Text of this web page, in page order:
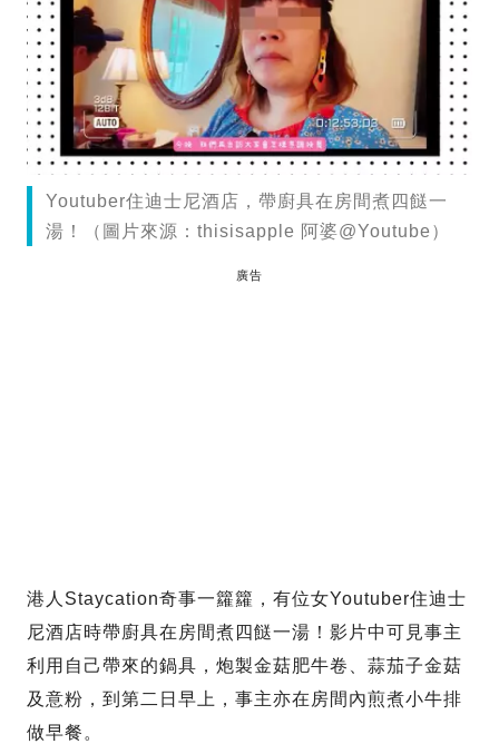
Youtuber住迪士尼酒店，帶廚具在房間煮四餸一
湯！（圖片來源：thisisapple 阿婆@Youtube）
廣告
港人Staycation奇事一籮籮，有位女Youtuber住迪士
尼酒店時帶廚具在房間煮四餸一湯！影片中可見事主
利用自己帶來的鍋具，炮製金菇肥牛卷、蒜茄子金菇
及意粉，到第二日早上，事主亦在房間內煎煮小牛排
做早餐。